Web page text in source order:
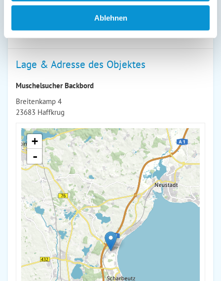
Ablehnen
Sparpreise ab 15.10.24 bis 15.3.25 außer Weihnachten -Silvester
7 für 6 Übernachtungen
Lage & Adresse des Objektes
Muschelsucher Backbord
Breitenkamp 4
23683 Haffkrug
+
-